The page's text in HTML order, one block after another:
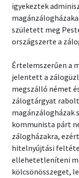
igyekeztek
született meg
országszerte a
Értelemszerűen a
jelentett a
megszálló német
zálogtárgyat
magánzálogházak
kommunista párt
zálogházakra,
hitelnyújtási
ellehetetleníteni
kölcsönösszeget,